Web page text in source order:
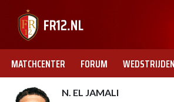
MATCHCENTER FORUM WEDSTRIJDEN
N. EL JAMALI